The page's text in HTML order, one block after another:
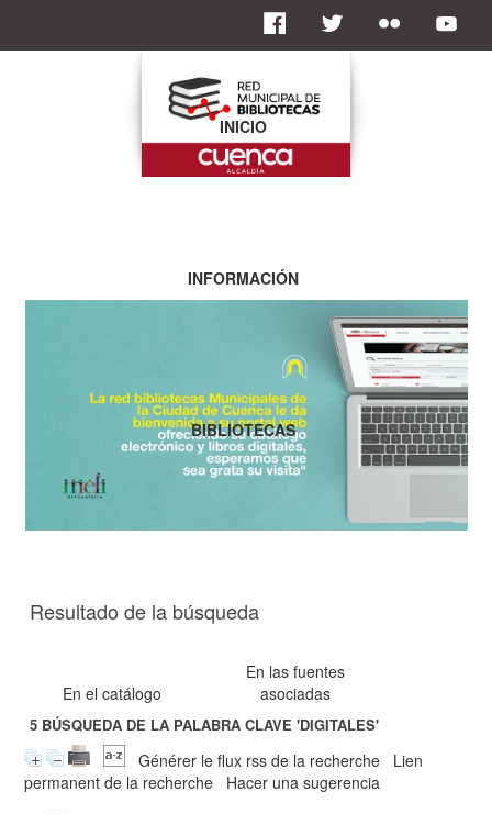
Resultado de la búsqueda
En el catálogo
En las fuentes
asociadas
5 BÚSQUEDA DE LA PALABRA CLAVE'DIGITALES'
Générer le flux rss de la recherche
Lien
permanent de la recherche
Hacer una sugerencia
INICIO
INFORMACIÓN
BIBLIOTECAS